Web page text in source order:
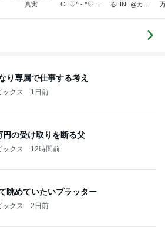
真実
CE♡^ - ^♡の
るLINE@カフ
発者のつぶや
り専属で仕事する考え
クス 1日前
円の受け取りを断る父
クス 12時間前
眺めていたいプラッター
クス 2日前